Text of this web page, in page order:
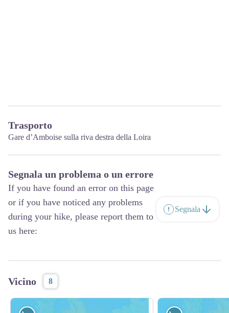
Trasporto
Gare d’Amboise sulla riva destra della Loira
Segnala un problema o un errore
If you have found an error on this page
or if you have noticed any problems
during your hike, please report them to
us here:
Segnala
Vicino 8